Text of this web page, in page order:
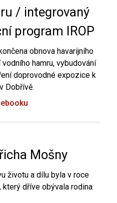
/ integrovaný
program IROP
obnova havarijního
hamru, vybudování
doprovodné expozice k
Dobřívě.
Mošny
životu a dílu byla v roce
který dříve obývala rodina